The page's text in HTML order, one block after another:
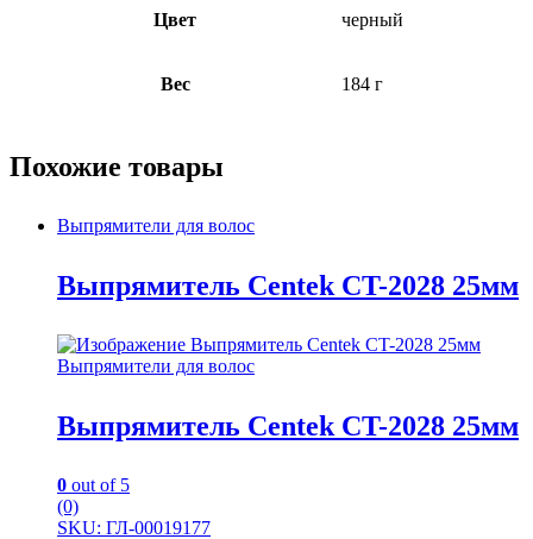
Цвет черный
Вес 184 г
Похожие товары
Выпрямители для волос
Выпрямитель Centek CT-2028 25мм
Выпрямители для волос
Выпрямитель Centek CT-2028 25мм
0 out of 5
(0)
SKU: ГЛ-00019177